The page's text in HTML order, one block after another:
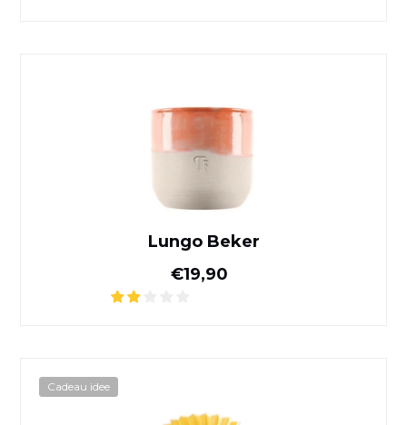
Lungo Beker
Normale prijs
€19,90
Cadeau idee